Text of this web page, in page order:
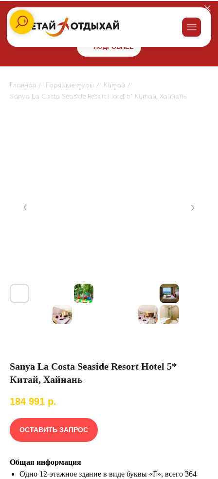
Заказывайте пироги для праздника со скидкой 10% в сети
пекарен"Машенькины пироги" и получайте бонус 10000 на
путешествие!
ПОДРОБНЕЕ
Главная / Горящие туры / Китай /
Sanya La Costa Seaside Resort Hotel 5* Китай, Хайнань
Sanya La Costa Seaside Resort Hotel 5*
Китай, Хайнань
184 991 р.
ОСТАВИТЬ ЗАПРОС
Общая информация
Одно 12-этажное здание в виде буквы «Г», всего 364